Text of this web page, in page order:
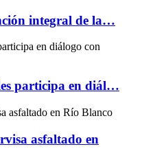
integral de la…
participa en diál…
asfaltado en